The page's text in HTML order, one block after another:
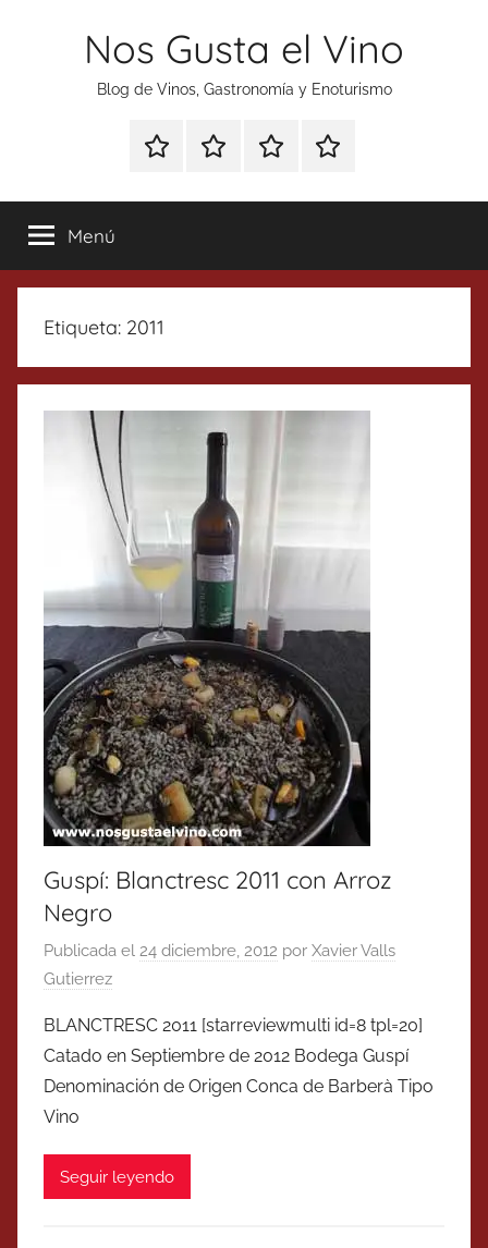
Nos Gusta el Vino
Blog de Vinos, Gastronomía y Enoturismo
Especial
Tonics
Enoturismo
Gastronomía
RankingContacto
Menú
Etiqueta: 2011
Guspí: Blanctresc 2011 con Arroz
Negro
Publicada el 24 diciembre, 2012 por Xavier Valls
Gutierrez
BLANCTRESC 2011 [starreviewmulti id=8 tpl=20]
Catado en Septiembre de 2012 Bodega Guspí
Denominación de Origen Conca de Barberà Tipo
Vino
Seguir leyendo